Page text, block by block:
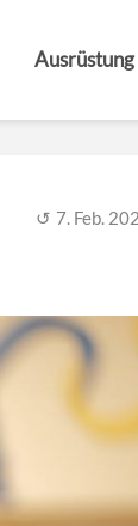
Ausrüstung
7. Feb.